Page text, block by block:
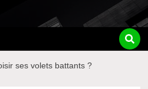
ses volets battants ?